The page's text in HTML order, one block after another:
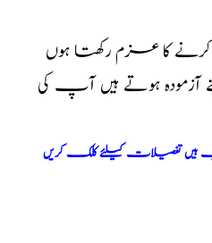
کا عزم رکھتا ہوں
ہوتے ہیں آپ کی
ہیں تفصیلات کیلئے کلک کریں